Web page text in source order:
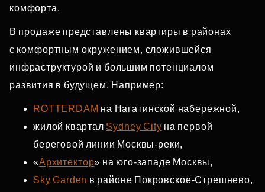
комфорта.
В продаже представлены квартиры в районах
с комфортным окружением, сложившейся
инфраструктурой и большим потенциалом
развития в будущем. Например:
ROTTERDAM на Нагатинской набережной,
жилой квартал Sydney City на первой
береговой линии Москвы‑реки,
«Архитектор» на юго‑западе Москвы,
Sky Garden в районе Покровское‑Стрешнево,